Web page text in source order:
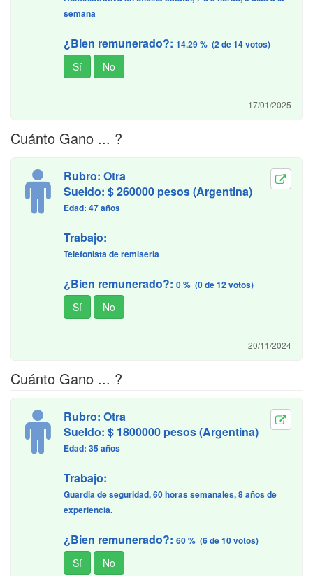
semana
¿Bien remunerado?: 14.29 % (2 de 14 votos)
17/01/2025
Cuánto Gano ... ?
Rubro: Otra
Sueldo: $ 260000 pesos (Argentina)
Edad: 47 años
Trabajo:
Telefonista de remiseria
¿Bien remunerado?: 0 % (0 de 12 votos)
20/11/2024
Cuánto Gano ... ?
Rubro: Otra
Sueldo: $ 1800000 pesos (Argentina)
Edad: 35 años
Trabajo:
Guardia de seguridad, 60 horas semanales, 8 años de
experiencia.
¿Bien remunerado?: 60 % (6 de 10 votos)